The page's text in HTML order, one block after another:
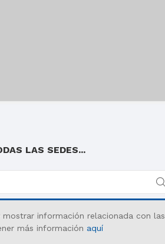
LAS SEDES...
Aviso legal Privacidad
información relacionada con las
más información aquí